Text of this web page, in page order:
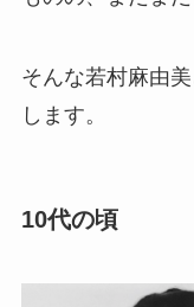
そんな若村麻由
します。
10代の頃